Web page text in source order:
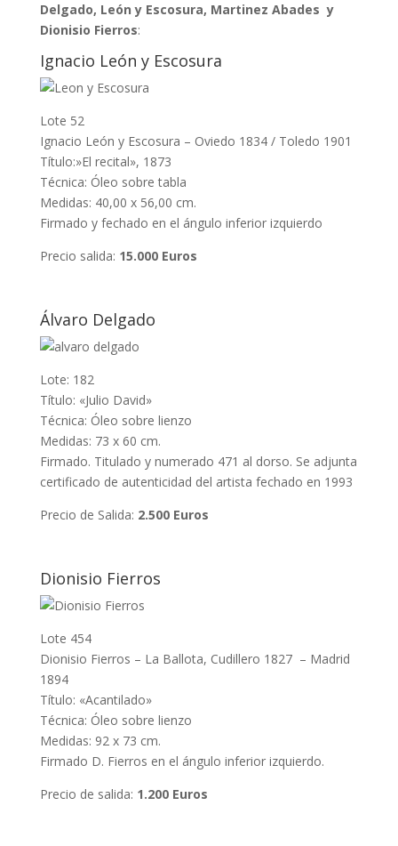
Delgado, León y Escosura, Martinez Abades y
Dionisio Fierros:
Ignacio León y Escosura
Lote 52
Ignacio León y Escosura – Oviedo 1834 / Toledo 1901
Título:»El recital», 1873
Técnica: Óleo sobre tabla
Medidas: 40,00 x 56,00 cm.
Firmado y fechado en el ángulo inferior izquierdo
Precio salida: 15.000 Euros
Álvaro Delgado
Lote: 182
Título: «Julio David»
Técnica: Óleo sobre lienzo
Medidas: 73 x 60 cm.
Firmado. Titulado y numerado 471 al dorso. Se adjunta
certificado de autenticidad del artista fechado en 1993
Precio de Salida: 2.500 Euros
Dionisio Fierros
Lote 454
Dionisio Fierros – La Ballota, Cudillero 1827 – Madrid
1894
Título: «Acantilado»
Técnica: Óleo sobre lienzo
Medidas: 92 x 73 cm.
Firmado D. Fierros en el ángulo inferior izquierdo.
Precio de salida: 1.200 Euros